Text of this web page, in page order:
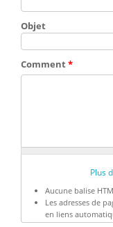
Objet
Comment*
Plus
Aucune balise
Les adresses de
en liens